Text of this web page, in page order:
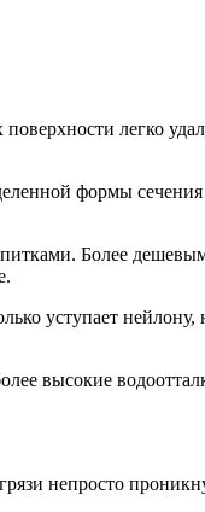
легко
формы сечения
Более
уступает нейлону,
высокие
непросто